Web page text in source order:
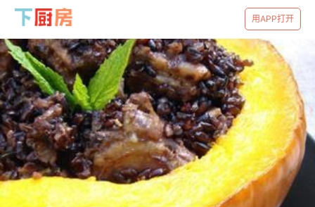
用APP打开